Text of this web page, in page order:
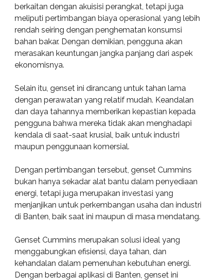
berkaitan dengan akuisisi perangkat, tetapi juga
meliputi pertimbangan biaya operasional yang lebih
rendah seiring dengan penghematan konsumsi
bahan bakar. Dengan demikian, pengguna akan
merasakan keuntungan jangka panjang dari aspek
ekonomisnya.
Selain itu, genset ini dirancang untuk tahan lama
dengan perawatan yang relatif mudah. Keandalan
dan daya tahannya memberikan kepastian kepada
pengguna bahwa mereka tidak akan menghadapi
kendala di saat-saat krusial, baik untuk industri
maupun penggunaan komersial.
Dengan pertimbangan tersebut, genset Cummins
bukan hanya sekadar alat bantu dalam penyediaan
energi, tetapi juga merupakan investasi yang
menjanjikan untuk perkembangan usaha dan industri
di Banten, baik saat ini maupun di masa mendatang.
Genset Cummins merupakan solusi ideal yang
menggabungkan efisiensi, daya tahan, dan
kehandalan dalam pemenuhan kebutuhan energi.
Dengan berbagai aplikasi di Banten, genset ini